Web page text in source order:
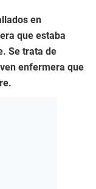
en
que estaba
Se trata de
enfermera que